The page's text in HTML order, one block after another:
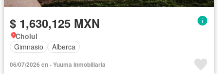
$ 1,630,125 MXN
Cholul
Gimnasio
Alberca
06/07/2026 en - Yuuma Inmobiliaria